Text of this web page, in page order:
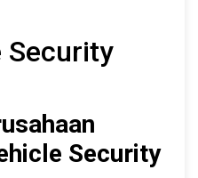
Security
Security